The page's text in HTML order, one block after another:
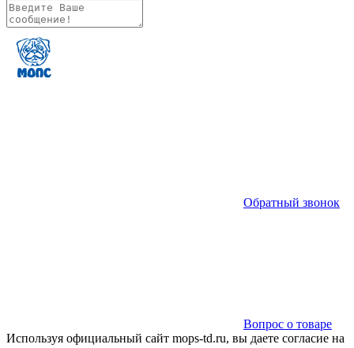
Обратный звонок
Вопрос о товаре
Используя официальный сайт mops-td.ru, вы даете согласие на